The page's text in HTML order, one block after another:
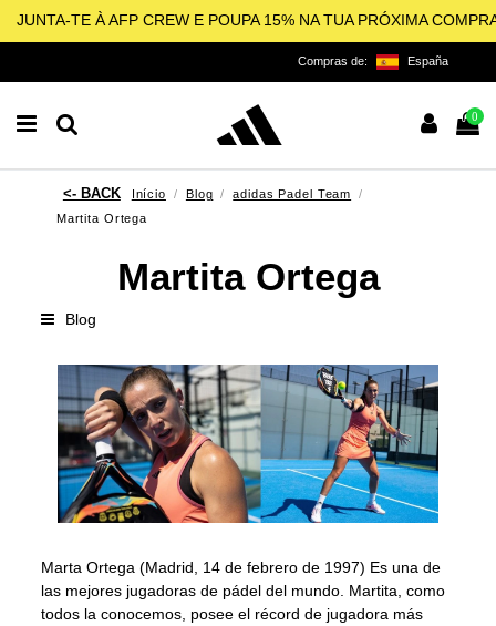
JUNTA-TE À AFP CREW E POUPA 15% NA TUA PRÓXIMA
Compras de: España
0
Início Blog
adidas Padel Team
Martita Ortega
Martita Ortega
Blog
Marta Ortega (Madrid, 14 de febrero de 1997) Es una de
las mejores jugadoras de pádel del mundo. Martita, como
todos la conocemos, posee el récord de jugadora más